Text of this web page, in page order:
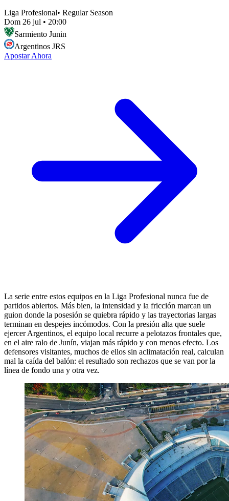
Liga Profesional• Regular Season
Dom 26 jul • 20:00
Sarmiento Junin
Argentinos JRS
Apostar Ahora
La serie entre estos equipos en la Liga Profesional nunca fue de
partidos abiertos. Más bien, la intensidad y la fricción marcan un
guion donde la posesión se quiebra rápido y las trayectorias largas
terminan en despejes incómodos. Con la presión alta que suele
ejercer Argentinos, el equipo local recurre a pelotazos frontales que,
en el aire ralo de Junín, viajan más rápido y con menos efecto. Los
defensores visitantes, muchos de ellos sin aclimatación real, calculan
mal la caída del balón: el resultado son rechazos que se van por la
línea de fondo una y otra vez.